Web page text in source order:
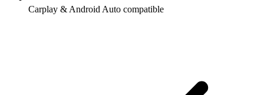
Carplay & Android Auto compatible